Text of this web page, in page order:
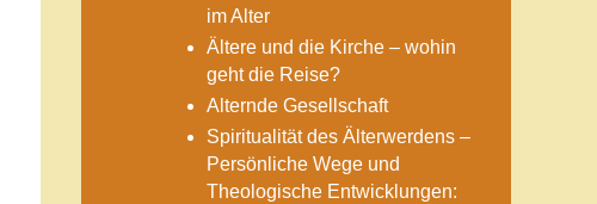
im Alter
Ältere und die Kirche – wohin
geht die Reise?
Alternde Gesellschaft
Spiritualität des Älterwerdens –
Persönliche Wege und
Theologische Entwicklungen: